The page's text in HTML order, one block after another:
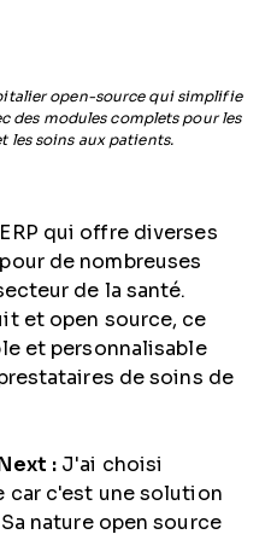
open-source qui simplifie
des modules complets pour les
les soins aux patients.
qui offre diverses
de nombreuses
de la santé.
et open source, ce
et personnalisable
de soins de
: J'ai choisi
car c'est une solution
nature open source